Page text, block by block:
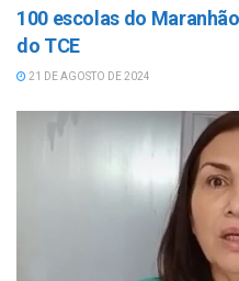
100 escolas do
do TCE
21 DE AGOSTO DE 2024